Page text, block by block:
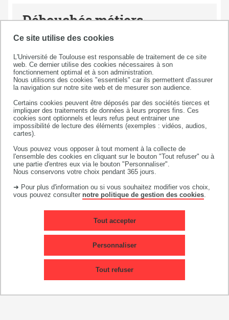
Ce site utilise des cookies
L'Université de Toulouse est responsable de traitement de ce site
web. Ce dernier utilise des cookies nécessaires à son
fonctionnement optimal et à son administration.
Nous utilisons des cookies "essentiels" car ils permettent d'assurer
la navigation sur notre site web et de mesurer son audience.
Certains cookies peuvent être déposés par des sociétés tierces et
impliquer des traitements de données à leurs propres fins. Ces
cookies sont optionnels et leurs refus peut entrainer une
impossibilité de lecture des éléments (exemples : vidéos, audios,
cartes).
Vous pouvez vous opposer à tout moment à la collecte de
l'ensemble des cookies en cliquant sur le bouton "Tout refuser" ou à
une partie d'entres eux via le bouton "Personnaliser".
Nous conservons votre choix pendant 365 jours.
➜ Pour plus d'information ou si vous souhaitez modifier vos choix,
vous pouvez consulter notre politique de gestion des cookies
Tout accepter
Tout refuser
Personnaliser
Débouchés métiers
Selon les parcours de 2e année, nos BUT GEII
peuvent exercer en tant que :
assistant / assistante ingénieur en bureau
d'études
cadre d'étude et développement
cadre technique ou technico-commercial
responsable de production
roboticien/automaticien /
Candidater en BUT GEII
Pour candidater, rendez-vous sur
Parcoursup entre janvier et mars.